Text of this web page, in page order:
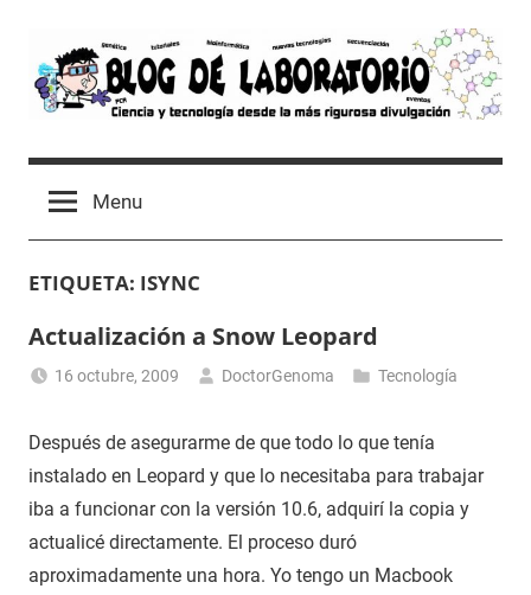
content
Blog
de
Laboratorio
Tutoriales,
Ocio
un
Laboratorio
Molecular
Menu
ETIQUETA: ISYNC
Actualización a Snow Leopard
16 octubre, 2009 DoctorGenoma Tecnología
Después de asegurarme de que todo lo que tenía
instalado en Leopard y que lo necesitaba para trabajar
iba a funcionar con la versión 10.6, adquirí la copia y
actualicé directamente. El proceso duró
aproximadamente una hora. Yo tengo un Macbook